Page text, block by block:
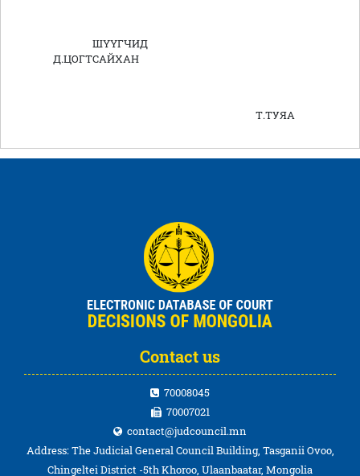
ШҮҮГЧИД
Д.ЦОГТСАЙХАН
Т.ТУЯА
Contact us
70008045
70007021
contact@judcouncil.mn
Address: The Judicial General Council Building, Tasganii Ovoo,
Chingeltei District -5th Khoroo, Ulaanbaatar, Mongolia